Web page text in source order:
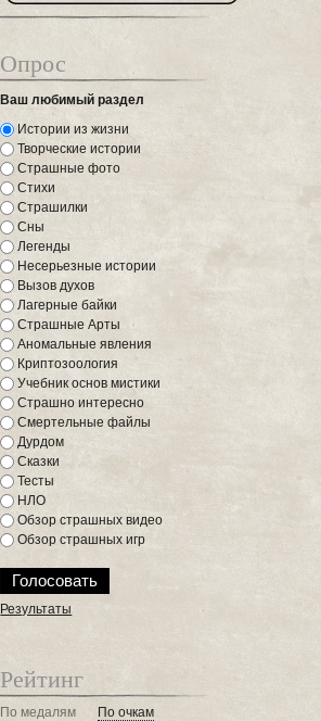
Опрос
Ваш любимый раздел
Истории из жизни
Творческие истории
Страшные фото
Стихи
Страшилки
Сны
Легенды
Несерьезные истории
Вызов духов
Лагерные байки
Страшные Арты
Аномальные явления
Криптозоология
Учебник основ мистики
Страшно интересно
Смертельные файлы
Дурдом
Сказки
Тесты
НЛО
Обзор страшных видео
Обзор страшных игр
Результаты
Рейтинг
По медалям По очкам